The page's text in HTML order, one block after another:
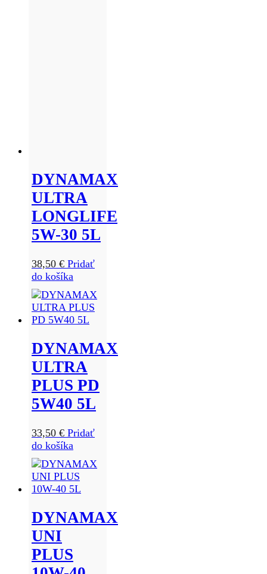
DYNAMAX
ULTRA
LONGLIFE
5W-30 5L
38,50 € Pridať
do košíka
DYNAMAX
ULTRA
PLUS PD
5W40 5L
33,50 € Pridať
do košíka
DYNAMAX
UNI
PLUS